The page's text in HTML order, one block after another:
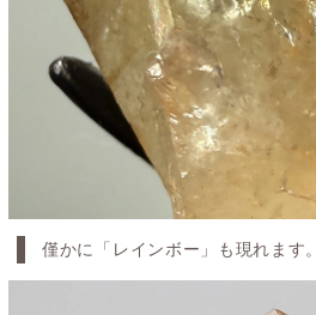
僅かに「レインボー」も現れます。